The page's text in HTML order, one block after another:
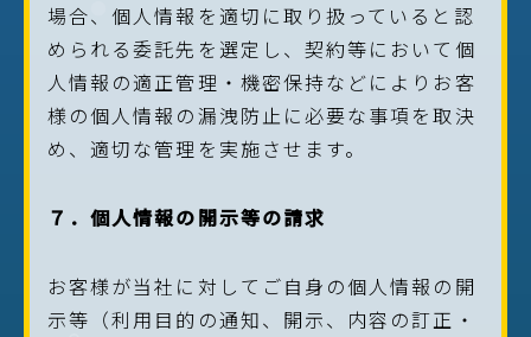
場合、個人情報を適切に取り扱っていると認
められる委託先を選定し、契約等において個
人情報の適正管理・機密保持などによりお客
様の個人情報の漏洩防止に必要な事項を取決
め、適切な管理を実施させます。
７．個人情報の開示等の請求
お客様が当社に対してご自身の個人情報の開
示等（利用目的の通知、開示、内容の訂正・